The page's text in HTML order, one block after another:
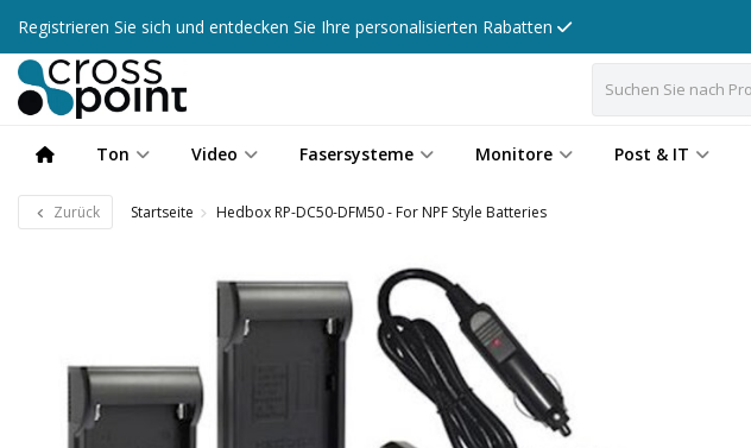
Registrieren Sie sich und entdecken Sie Ihre personalisierten Rabatten
Ton Video Fasersysteme Monitore Post & IT
Zurück Startseite Hedbox RP-DC50-DFM50 - For NPF Style Batteries